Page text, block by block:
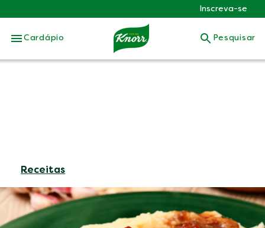
Skip to:
Inscreva-se
Cardápio Pesquisar
Receitas